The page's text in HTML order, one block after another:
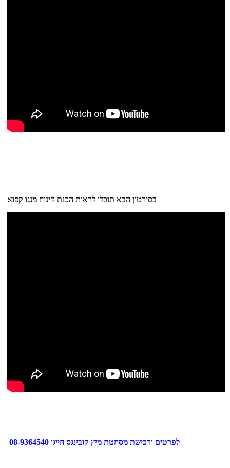
בסירטון הבא תוכלו לראות הכנת קינוח מנגו קפוא
לפרטים ורכישת מסחטת מיץ קובינגס חייגו 08-9364540